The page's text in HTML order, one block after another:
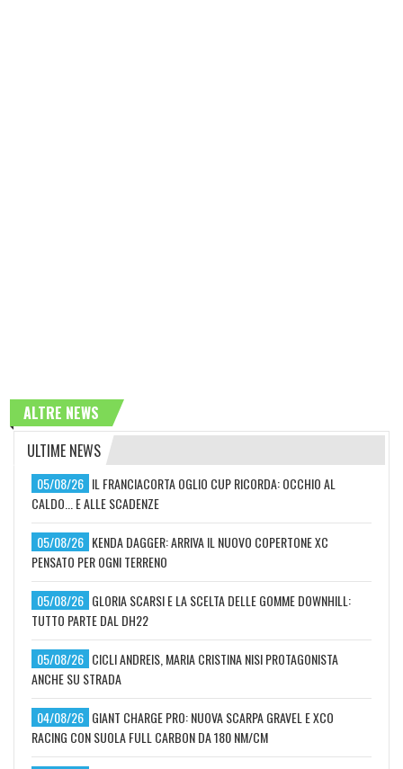
ALTRE NEWS
ULTIME NEWS
05/08/26 IL FRANCIACORTA OGLIO CUP RICORDA: OCCHIO AL
CALDO... E ALLE SCADENZE
05/08/26 KENDA DAGGER: ARRIVA IL NUOVO COPERTONE XC
PENSATO PER OGNI TERRENO
05/08/26 GLORIA SCARSI E LA SCELTA DELLE GOMME DOWNHILL:
TUTTO PARTE DAL DH22
05/08/26 CICLI ANDREIS, MARIA CRISTINA NISI PROTAGONISTA
ANCHE SU STRADA
04/08/26 GIANT CHARGE PRO: NUOVA SCARPA GRAVEL E XCO
RACING CON SUOLA FULL CARBON DA 180 NM/CM